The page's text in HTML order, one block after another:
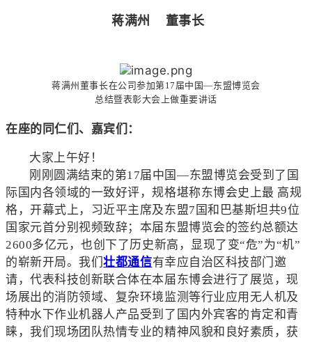
蒋满州 董事长
蒋满州董事长在公司参加第17届中国—东盟博览会
总结暨表彰大会上做重要讲话
在座的同仁们、嘉宾们：
大家上午好！
刚刚圆满结束的第17届中国—东盟博览会受到了国
际国内各领域的一致好评，规格堪称东博会史上最 高规
格，开幕式上，习近平主席及东盟7国和巴基斯坦共9位
国家元首分别视频致辞；本届东盟博览会的签约总额达
2600多亿元，也创下了历史新高，显现了变“危”为“机”
的崭新开局。我们壮都通信有幸应自治区科技部门邀
请，代表科技创新联合体在本届东博会进行了展览，现
场展出的消防领域、复杂环境监测等行业应用无人机及
特种水下作业机器人产品受到了国内外宾客的肯定和青
睐，我们现场团队热情专业的精神风貌和良好素质，获